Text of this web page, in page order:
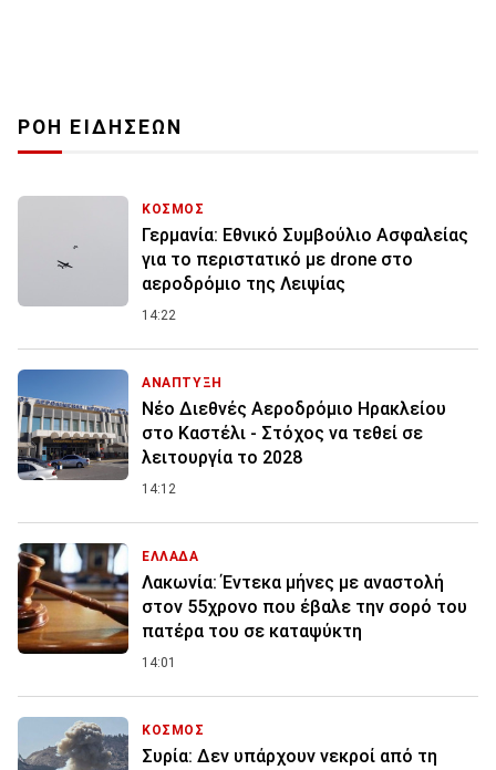
ΡΟΗ ΕΙΔΗΣΕΩΝ
ΚΟΣΜΟΣ
Γερμανία: Εθνικό Συμβούλιο Ασφαλείας
για το περιστατικό με drone στο
αεροδρόμιο της Λειψίας
14:22
ΑΝΑΠΤΥΞΗ
Νέο Διεθνές Αεροδρόμιο Ηρακλείου
στο Καστέλι - Στόχος να τεθεί σε
λειτουργία το 2028
14:12
ΕΛΛΑΔΑ
Λακωνία: Έντεκα μήνες με αναστολή
στον 55χρονο που έβαλε την σορό του
πατέρα του σε καταψύκτη
14:01
ΚΟΣΜΟΣ
Συρία: Δεν υπάρχουν νεκροί από τη